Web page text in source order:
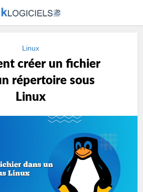
Linux
créer un fichier
répertoire sous
Linux